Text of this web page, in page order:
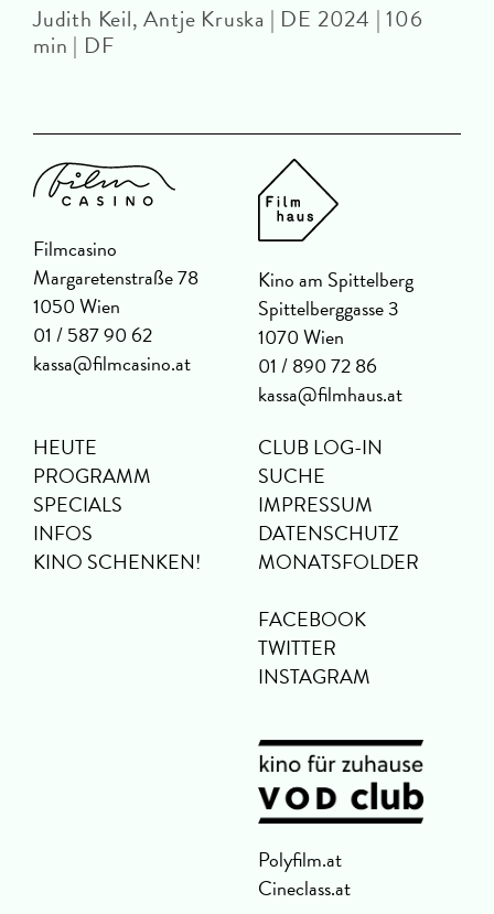
Judith Keil, Antje Kruska | DE 2024 | 106
min | DF
Filmcasino
Margaretenstraße 78
1050 Wien
01 / 587 90 62
kassa@filmcasino.at
Kino am Spittelberg
Spittelberggasse 3
1070 Wien
01 / 890 72 86
kassa@filmhaus.at
HEUTE
PROGRAMM
SPECIALS
INFOS
KINO SCHENKEN!
CLUB LOG-IN
SUCHE
IMPRESSUM
DATENSCHUTZ
MONATSFOLDER
FACEBOOK
TWITTER
INSTAGRAM
Polyfilm.at
Cineclass.at